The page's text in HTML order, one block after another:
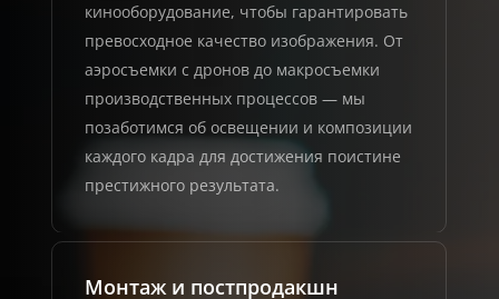
кинооборудование, чтобы гарантировать
превосходное качество изображения. От
аэросъемки с дронов до макросъемки
производственных процессов — мы
позаботимся об освещении и композиции
каждого кадра для достижения поистине
престижного результата.
Монтаж и постпродакшн